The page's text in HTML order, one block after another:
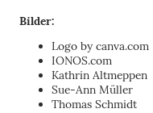
Bilder:
Logo by canva.com
IONOS.com
Kathrin Altmeppen
Sue-Ann Müller
Thomas Schmidt